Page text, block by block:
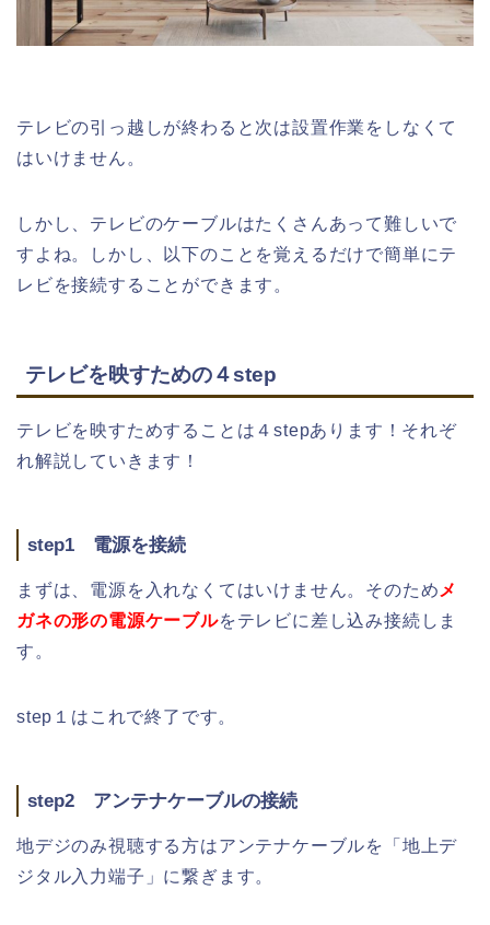
テレビの引っ越しが終わると次は設置作業をしなくて
はいけません。
しかし、テレビのケーブルはたくさんあって難しいで
すよね。しかし、以下のことを覚えるだけで簡単にテ
レビを接続することができます。
テレビを映すための４step
テレビを映すためすることは４stepあります！それぞ
れ解説していきます！
step1 電源を接続
まずは、電源を入れなくてはいけません。そのため メ
ガネの形の電源ケーブルをテレビに差し込み接続しま
す。
step１はこれで終了です。
step2 アンテナケーブルの接続
地デジのみ視聴する方はアンテナケーブルを「地上デ
ジタル入力端子」に繋ぎます。